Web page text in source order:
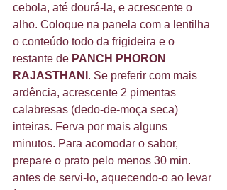
cebola, até dourá-la, e acrescente o
alho. Coloque na panela com a lentilha
o conteúdo todo da frigideira e o
restante de PANCH PHORON
RAJASTHANI . Se preferir com mais
ardência, acrescente 2 pimentas
calabresas (dedo-de-moça seca)
inteiras. Ferva por mais alguns
minutos. Para acomodar o sabor,
prepare o prato pelo menos 30 min.
antes de servi-lo, aquecendo-o ao levar